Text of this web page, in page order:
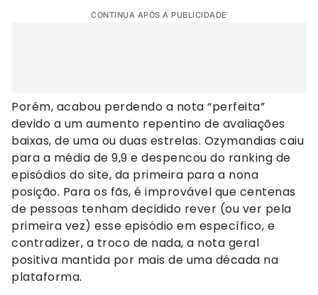
CONTINUA APÓS A PUBLICIDADE
Porém, acabou perdendo a nota “perfeita”
devido a um aumento repentino de avaliações
baixas, de uma ou duas estrelas. Ozymandias caiu
para a média de 9,9 e despencou do ranking de
episódios do site, da primeira para a nona
posição. Para os fãs, é improvável que centenas
de pessoas tenham decidido rever (ou ver pela
primeira vez) esse episódio em específico, e
contradizer, a troco de nada, a nota geral
positiva mantida por mais de uma década na
plataforma.